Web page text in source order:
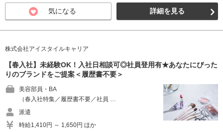
気になる 詳細を見る
株式会社アイスタイルキャリア
【春入社】未経験OK！入社日相談可◎社員登用有★あなたにぴった
りのブランドをご提案＜履歴書不要＞
美容部員・BA
（春入社特集／履歴書不要／社員 …
派遣
時給1,410円 ～ 1,650円 ほか